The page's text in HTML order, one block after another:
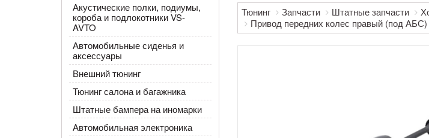
Акустические полки, подиумы,
короба и подлокотники VS-
AVTO
Автомобильные сиденья и
аксессуары
Внешний тюнинг
Тюнинг салона и багажника
Штатные бампера на иномарки
Автомобильная электроника
Тюнинг Запчасти Штатные запчасти
Привод передних колес правый (под